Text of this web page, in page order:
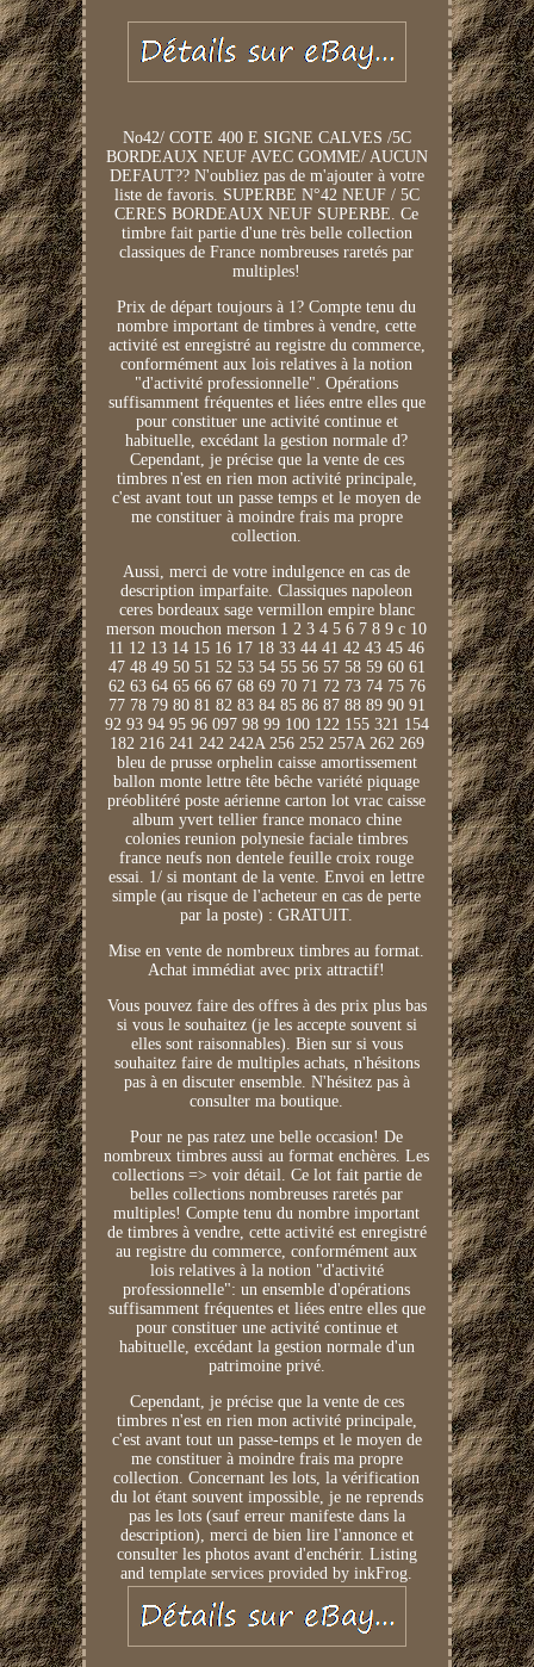
No42/ COTE 400 E SIGNE CALVES /5C
BORDEAUX NEUF AVEC GOMME/ AUCUN
DEFAUT?? N'oubliez pas de m'ajouter à votre
liste de favoris. SUPERBE N°42 NEUF / 5C
CERES BORDEAUX NEUF SUPERBE. Ce
timbre fait partie d'une très belle collection
classiques de France nombreuses raretés par
multiples!
Prix de départ toujours à 1? Compte tenu du
nombre important de timbres à vendre, cette
activité est enregistré au registre du commerce,
conformément aux lois relatives à la notion
"d'activité professionnelle". Opérations
suffisamment fréquentes et liées entre elles que
pour constituer une activité continue et
habituelle, excédant la gestion normale d?
Cependant, je précise que la vente de ces
timbres n'est en rien mon activité principale,
c'est avant tout un passe temps et le moyen de
me constituer à moindre frais ma propre
collection.
Aussi, merci de votre indulgence en cas de
description imparfaite. Classiques napoleon
ceres bordeaux sage vermillon empire blanc
merson mouchon merson 1 2 3 4 5 6 7 8 9 c 10
11 12 13 14 15 16 17 18 33 44 41 42 43 45 46
47 48 49 50 51 52 53 54 55 56 57 58 59 60 61
62 63 64 65 66 67 68 69 70 71 72 73 74 75 76
77 78 79 80 81 82 83 84 85 86 87 88 89 90 91
92 93 94 95 96 097 98 99 100 122 155 321 154
182 216 241 242 242A 256 252 257A 262 269
bleu de prusse orphelin caisse amortissement
ballon monte lettre tête bêche variété piquage
préoblitéré poste aérienne carton lot vrac caisse
album yvert tellier france monaco chine
colonies reunion polynesie faciale timbres
france neufs non dentele feuille croix rouge
essai. 1/ si montant de la vente. Envoi en lettre
simple (au risque de l'acheteur en cas de perte
par la poste) : GRATUIT.
Mise en vente de nombreux timbres au format.
Achat immédiat avec prix attractif!
Vous pouvez faire des offres à des prix plus bas
si vous le souhaitez (je les accepte souvent si
elles sont raisonnables). Bien sur si vous
souhaitez faire de multiples achats, n'hésitons
pas à en discuter ensemble. N'hésitez pas à
consulter ma boutique.
Pour ne pas ratez une belle occasion! De
nombreux timbres aussi au format enchères. Les
collections => voir détail. Ce lot fait partie de
belles collections nombreuses raretés par
multiples! Compte tenu du nombre important
de timbres à vendre, cette activité est enregistré
au registre du commerce, conformément aux
lois relatives à la notion "d'activité
professionnelle": un ensemble d'opérations
suffisamment fréquentes et liées entre elles que
pour constituer une activité continue et
habituelle, excédant la gestion normale d'un
patrimoine privé.
Cependant, je précise que la vente de ces
timbres n'est en rien mon activité principale,
c'est avant tout un passe-temps et le moyen de
me constituer à moindre frais ma propre
collection. Concernant les lots, la vérification
du lot étant souvent impossible, je ne reprends
pas les lots (sauf erreur manifeste dans la
description), merci de bien lire l'annonce et
consulter les photos avant d'enchérir. Listing
and template services provided by inkFrog.